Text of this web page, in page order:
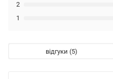
1
2
відгуки